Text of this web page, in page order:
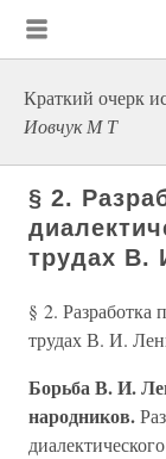
Краткий очерк
Иовчук М Т
§ 2.
трудах В.
§ 2. Разработка
трудах В. И.
Борьба В. И.
народников.